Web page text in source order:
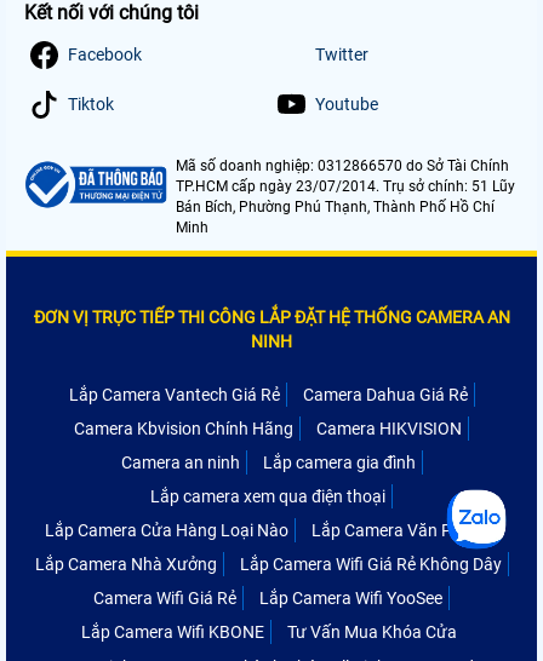
Kết nối với chúng tôi
Facebook Twitter
Tiktok Youtube
Mã số doanh nghiệp: 0312866570 do Sở Tài Chính
TP.HCM cấp ngày 23/07/2014. Trụ sở chính: 51 Lũy
Bán Bích, Phường Phú Thạnh, Thành Phố Hồ Chí
Minh
ĐƠN VỊ TRỰC TIẾP THI CÔNG LẮP ĐẶT HỆ THỐNG CAMERA AN
NINH
Lắp Camera Vantech Giá Rẻ
Camera Dahua Giá Rẻ
Camera Kbvision Chính Hãng
Camera HIKVISION
Camera an ninh
Lắp camera gia đình
Lắp camera xem qua điện thoại
Lắp Camera Cửa Hàng Loại Nào
Lắp Camera Văn Phòng
Lắp Camera Nhà Xưởng
Lắp Camera Wifi Giá Rẻ Không Dây
Camera Wifi Giá Rẻ
Lắp Camera Wifi YooSee
Lắp Camera Wifi KBONE
Tư Vấn Mua Khóa Cửa